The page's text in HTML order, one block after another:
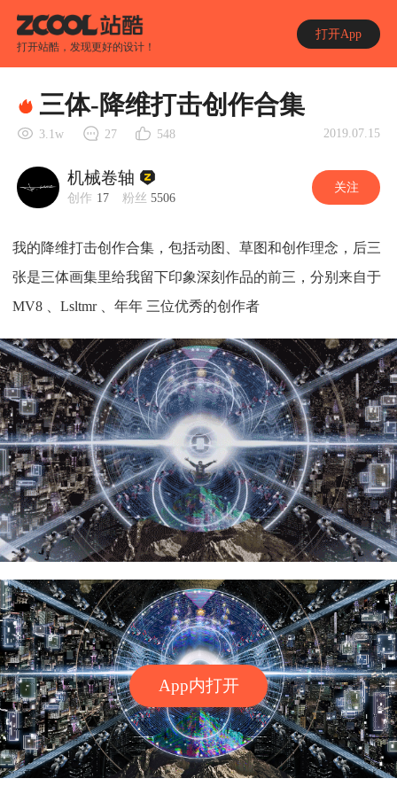
打开站酷，发现更好的设计！
打开App
App内打开
三体-降维打击创作合集
3.1w 27 548 2019.07.15
机械卷轴
创作 17 粉丝 5506
关注
我的降维打击创作合集，包括动图、草图和创作理念，后三
张是三体画集里给我留下印象深刻作品的前三，分别来自于
MV8 、Lsltmr 、年年 三位优秀的创作者